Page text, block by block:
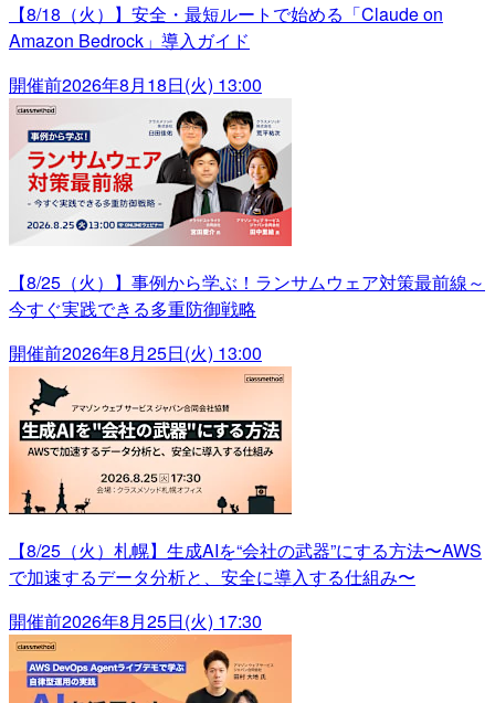
【8/18（火）】安全・最短ルートで始める「Claude on
Amazon Bedrock」導入ガイド
開催前2026年8月18日(火) 13:00
【8/25（火）】事例から学ぶ！ランサムウェア対策最前線～
今すぐ実践できる多重防御戦略
開催前2026年8月25日(火) 13:00
【8/25（火）札幌】生成AIを“会社の武器”にする方法〜AWS
で加速するデータ分析と、安全に導入する仕組み〜
開催前2026年8月25日(火) 17:30